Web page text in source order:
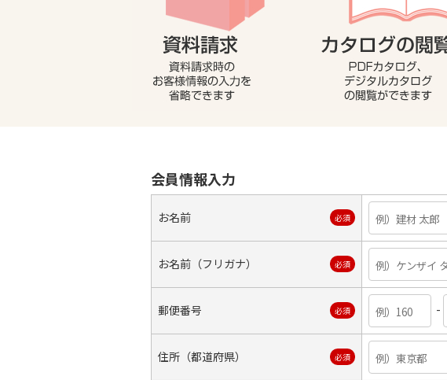
会員情報入力
お名前 必須
お名前（フリガナ） 必須
郵便番号 必須 -
住所（都道府県） 必須